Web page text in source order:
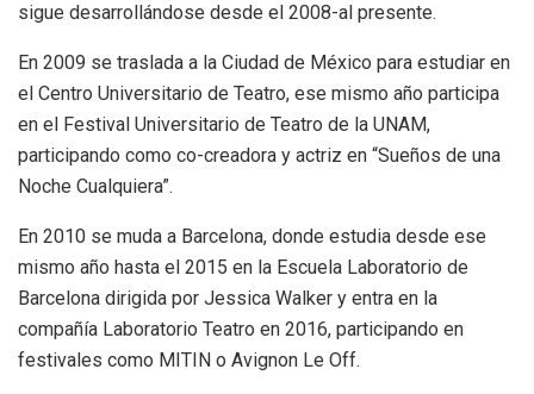
sigue desarrollándose desde el 2008-al presente.
En 2009 se traslada a la Ciudad de México para estudiar en
el Centro Universitario de Teatro, ese mismo año participa
en el Festival Universitario de Teatro de la UNAM,
participando como co-creadora y actriz en “Sueños de una
Noche Cualquiera”.
En 2010 se muda a Barcelona, donde estudia desde ese
mismo año hasta el 2015 en la Escuela Laboratorio de
Barcelona dirigida por Jessica Walker y entra en la
compañía Laboratorio Teatro en 2016, participando en
festivales como MITIN o Avignon Le Off.